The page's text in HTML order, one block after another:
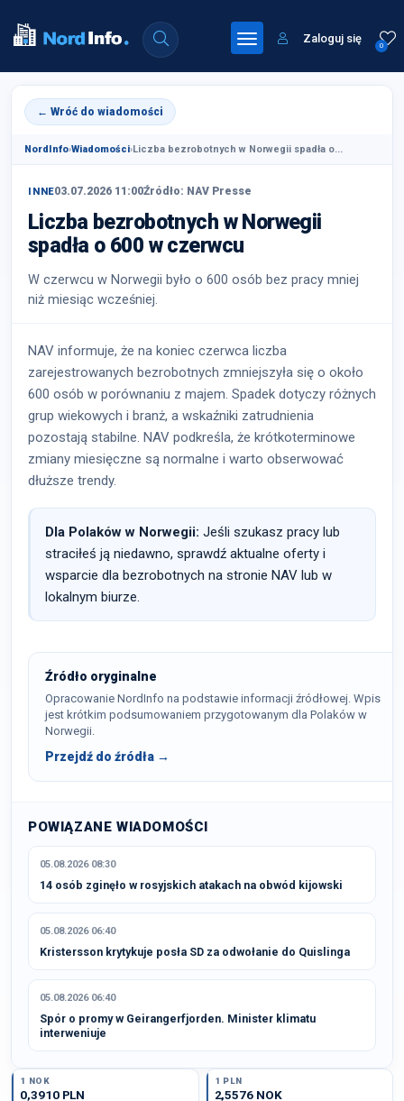
0
Zaloguj się
← Wróć do wiadomości
NordInfo›Wiadomości›Liczba bezrobotnych w Norwegii spadła o...
INNE03.07.2026 11:00Źródło: NAV Presse
Liczba bezrobotnych w Norwegii
spadła o 600 w czerwcu
W czerwcu w Norwegii było o 600 osób bez pracy mniej
niż miesiąc wcześniej.
NAV informuje, że na koniec czerwca liczba
zarejestrowanych bezrobotnych zmniejszyła się o około
600 osób w porównaniu z majem. Spadek dotyczy różnych
grup wiekowych i branż, a wskaźniki zatrudnienia
pozostają stabilne. NAV podkreśla, że krótkoterminowe
zmiany miesięczne są normalne i warto obserwować
dłuższe trendy.
Dla Polaków w Norwegii: Jeśli szukasz pracy lub
straciłeś ją niedawno, sprawdź aktualne oferty i
wsparcie dla bezrobotnych na stronie NAV lub w
lokalnym biurze.
Źródło oryginalne
Opracowanie NordInfo na podstawie informacji źródłowej. Wpis
jest krótkim podsumowaniem przygotowanym dla Polaków w
Norwegii.
Przejdź do źródła →
POWIĄZANE WIADOMOŚCI
05.08.2026 08:30
14 osób zginęło w rosyjskich atakach na obwód kijowski
05.08.2026 06:40
Kristersson krytykuje posła SD za odwołanie do Quislinga
05.08.2026 06:40
Spór o promy w Geirangerfjorden. Minister klimatu
interweniuje
1 NOK
0,3910 PLN
1 PLN
2,5576 NOK